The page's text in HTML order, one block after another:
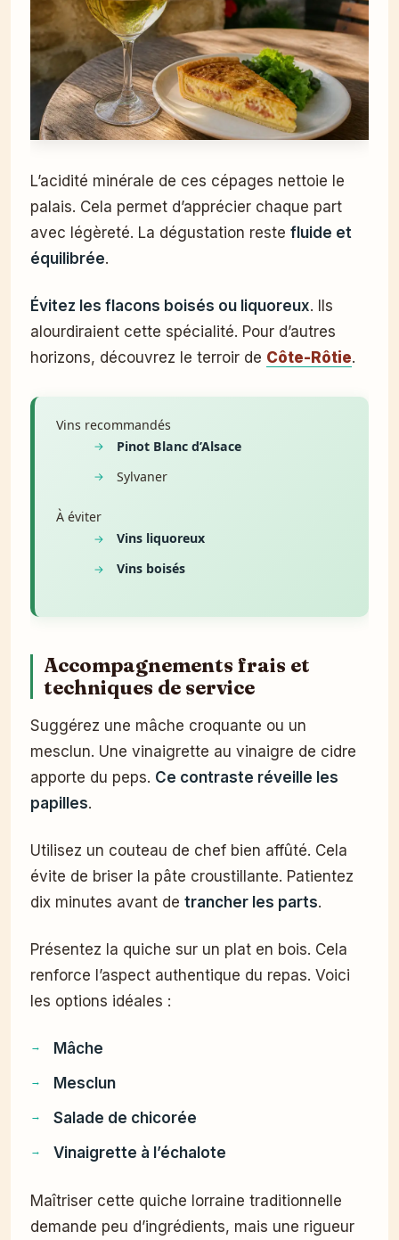
L’acidité minérale de ces cépages nettoie le
palais. Cela permet d’apprécier chaque part
avec légèreté. La dégustation reste fluide et
équilibrée.
Évitez les flacons boisés ou liquoreux. Ils
alourdiraient cette spécialité. Pour d’autres
horizons, découvrez le terroir de Côte-Rôtie.
Vins recommandés
Pinot Blanc d’Alsace
Sylvaner
À éviter
Vins liquoreux
Vins boisés
Accompagnements frais et
techniques de service
Suggérez une mâche croquante ou un
mesclun. Une vinaigrette au vinaigre de cidre
apporte du peps. Ce contraste réveille les
papilles.
Utilisez un couteau de chef bien affûté. Cela
évite de briser la pâte croustillante. Patientez
dix minutes avant de trancher les parts.
Présentez la quiche sur un plat en bois. Cela
renforce l’aspect authentique du repas. Voici
les options idéales :
Mâche
Mesclun
Salade de chicorée
Vinaigrette à l’échalote
Maîtriser cette quiche lorraine traditionnelle
demande peu d’ingrédients, mais une rigueur